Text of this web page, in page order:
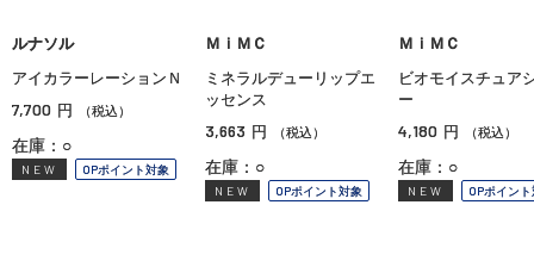
ルナソル
アイカラーレーションＮ
7,700 円 （税込）
在庫：○
NEW OPポイント対象
ＭｉＭＣ
ミネラルデューリップエ
ッセンス
3,663 円 （税込）
在庫：○
NEW OPポイント対象
ＭｉＭＣ
ビオモイスチュア
ー
4,180 円 （税込）
在庫：○
NEW OPポイン